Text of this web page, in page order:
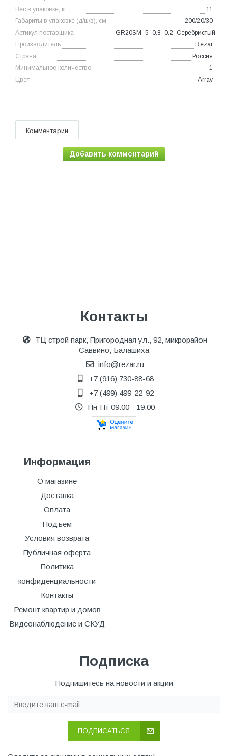
Вес в упаковке, кг
11
Габариты в упаковке (д/ш/в), см
200/20/30
Артикул поставщика
GR20SM_5_0.8_0.2_Серебристый
Производитель
Rezar
Страна
Россия
Минимальное количество
1
Цвет
Array
Комментарии
Добавить комментарий
Контакты
ТЦ строй парк, Пригородная ул., 92, микрорайон
Саввино, Балашиха
info@rezar.ru
+7 (916) 730-88-68
+7 (499) 499-22-92
Пн-Пт 09:00 - 19:00
Информация
О магазине
Доставка
Оплата
Подъём
Условия возврата
Публичная оферта
Политика
конфиденциальности
Контакты
Ремонт квартир и домов
Видеонаблюдение и СКУД
Подписка
Подпишитесь на новости и акции
ПОДПИСАТЬСЯ